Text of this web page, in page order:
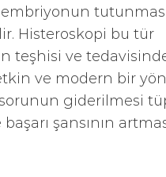
Histeroskopi bu tür
teşhisi ve
ve modern bir
sorunun giderilmesi
şansının